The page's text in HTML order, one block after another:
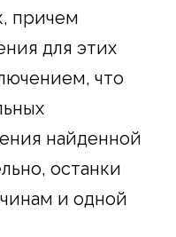
причем
для этих
что
найденной
останки
и одной